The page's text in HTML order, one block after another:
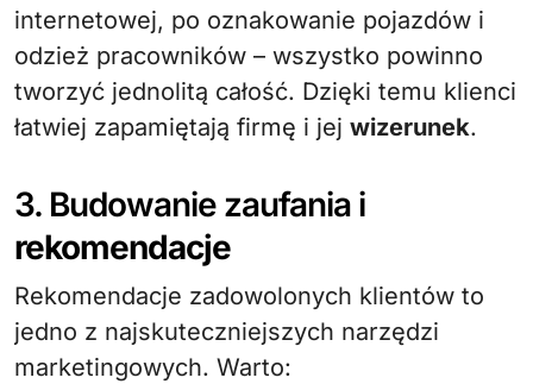
internetowej, po oznakowanie pojazdów i
odzież pracowników – wszystko powinno
tworzyć jednolitą całość. Dzięki temu klienci
łatwiej zapamiętają firmę i jej wizerunek.
3. Budowanie zaufania i
rekomendacje
Rekomendacje zadowolonych klientów to
jedno z najskuteczniejszych narzędzi
marketingowych. Warto: